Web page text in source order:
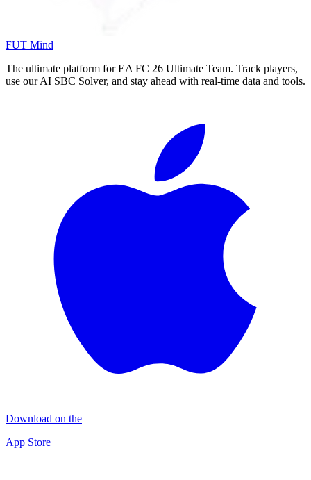
FUT Mind
The ultimate platform for EA FC 26 Ultimate Team. Track players,
use our AI SBC Solver, and stay ahead with real-time data and tools.
Download on the
App Store